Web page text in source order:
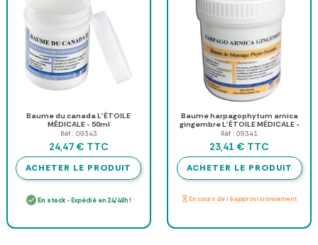
Baume du canada L'ÉTOILE
MÉDICALE - 50ml
Réf : 09343
24,47 € TTC
ACHETER LE PRODUIT
En stock- Expédié en 24/48h !
Baume harpagophytum arnica
gingembre L'ÉTOILE MÉDICALE -
50ml
Réf : 09341
23,41 € TTC
ACHETER LE PRODUIT
En cours de réapprovisionnement